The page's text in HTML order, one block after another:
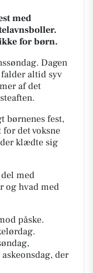
med
for børn.
Dagen
altid syv
af det
børnenes fest,
det voksne
klædte sig
med
og hvad med
påske.
der